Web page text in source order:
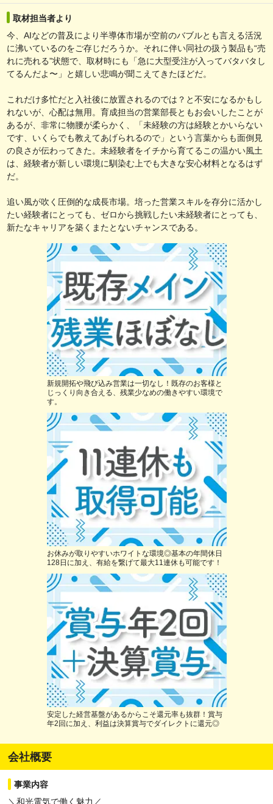
取材担当者より
今、AIなどの普及により半導体市場が空前のバブルとも言える活況
に沸いているのをご存じだろうか。それに伴い同社の扱う製品も“売
れに売れる”状態で、取材時にも「急に大型受注が入ってバタバタし
てるんだよ〜」と嬉しい悲鳴が聞こえてきたほどだ。
これだけ多忙だと入社後に放置されるのでは？と不安になるかもし
れないが、心配は無用。育成担当の営業部長ともお会いしたことが
あるが、非常に物腰が柔らかく、「未経験の方は経験とかいらない
です、いくらでも教えてあげられるので」という言葉からも面倒見
の良さが伝わってきた。未経験者をイチから育てるこの温かい風土
は、経験者が新しい環境に馴染む上でも大きな安心材料となるはず
だ。
追い風が吹く圧倒的な成長市場。培った営業スキルを存分に活かし
たい経験者にとっても、ゼロから挑戦したい未経験者にとっても、
新たなキャリアを築くまたとないチャンスである。
新規開拓や飛び込み営業は一切なし！既存のお客様と
じっくり向き合える、残業少なめの働きやすい環境で
す。
お休みが取りやすいホワイトな環境◎基本の年間休日
128日に加え、有給を繋げて最大11連休も可能です！
安定した経営基盤があるからこそ還元率も抜群！賞与
年2回に加え、利益は決算賞与でダイレクトに還元◎
会社概要
事業内容
＼和光電気で働く魅力／